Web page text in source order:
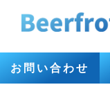
お問い合わせ